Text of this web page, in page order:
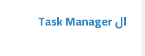
ال Task Manager